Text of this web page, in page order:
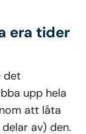
era tider
det
upp hela
att låta
av) den.